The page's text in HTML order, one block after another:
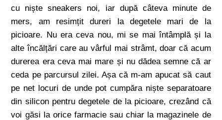
cu niște sneakers noi, iar după câteva minute de
mers, am resimțit dureri la degetele mari de la
picioare. Nu era ceva nou, mi se mai întâmplă și la
alte încălțări care au vârful mai strâmt, doar că acum
durerea era ceva mai mare și nu dădea semne că ar
ceda pe parcursul zilei. Așa că m-am apucat să caut
pe net locuri de unde pot cumpăra niște separatoare
din silicon pentru degetele de la picioare, crezând că
voi găsi la orice farmacie sau chiar la magazinele de